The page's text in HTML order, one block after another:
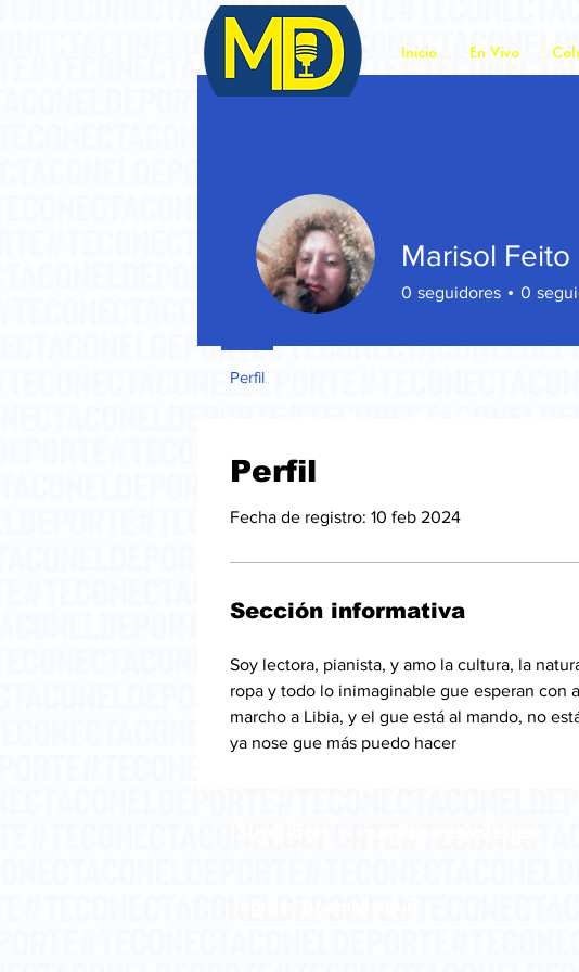
Inicio En Vivo
Perfil
Fecha de registro: 10 feb 2024
Sección informativa
Soy lectora, pianista, y amo la cultura, la
ropa y todo lo inimaginable gue esperan con
marcho a Libia, y el gue está al mando, no
ya nose gue más puedo hacer
Marisol Feito
0 seguidores 0
Perfil